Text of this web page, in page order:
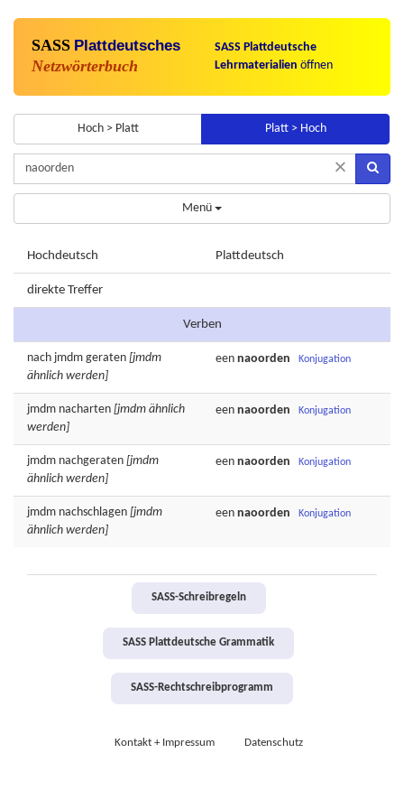
SASS Plattdeutsches
Netzwörterbuch
SASS Plattdeutsche
Lehrmaterialien öffnen
Hoch > Platt Platt > Hoch
×
Menü
Hochdeutsch Plattdeutsch
direkte Treffer
Verben
nach jmdm geraten [jmdm
ähnlich werden]
een naoorden Konjugation
jmdm nacharten [jmdm ähnlich
werden]
een naoorden Konjugation
jmdm nachgeraten [jmdm
ähnlich werden]
een naoorden Konjugation
jmdm nachschlagen [jmdm
ähnlich werden]
een naoorden Konjugation
SASS-Schreibregeln
SASS Plattdeutsche Grammatik
SASS-Rechtschreibprogramm
Kontakt + Impressum Datenschutz